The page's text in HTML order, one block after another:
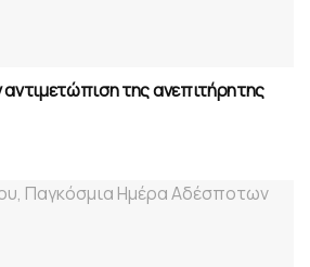
αντιμετώπιση της ανεπιτήρητης